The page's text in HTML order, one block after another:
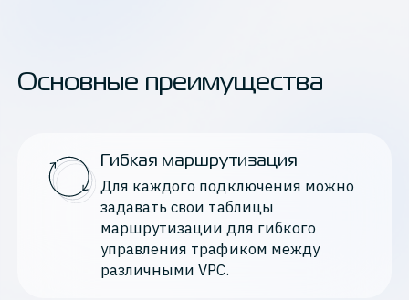
Основные преимущества
Гибкая маршрутизация
Для каждого подключения можно
задавать свои таблицы
маршрутизации для гибкого
управления трафиком между
различными VPC.